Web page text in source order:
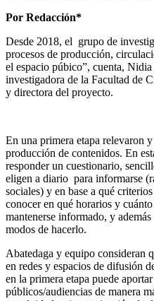
Por Redacción*
Desde 2018, el grupo de
procesos de producción,
el espacio púbico”, cuenta,
investigadora de la Facultad de
y directora del proyecto.
En una primera etapa relevaron
producción de contenidos. En
responder un cuestionario,
eligen a diario para informarse
sociales) y en base a qué
conocer en qué horarios y
mantenerse informado, y
modos de hacerlo.
Abatedaga y equipo consideran
en redes y espacios de difusión
en la primera etapa puede
públicos/audiencias de manera